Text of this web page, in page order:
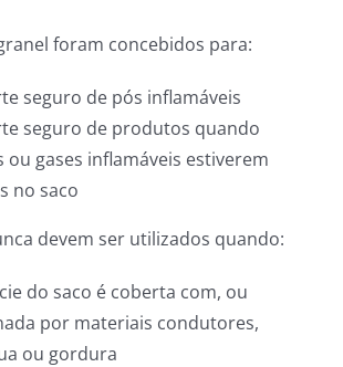
foram concebidos para:
seguro de pós inflamáveis
seguro de produtos quando
ou gases inflamáveis estiverem
no saco
devem ser utilizados quando:
do saco é coberta com, ou
por materiais condutores,
ou gordura